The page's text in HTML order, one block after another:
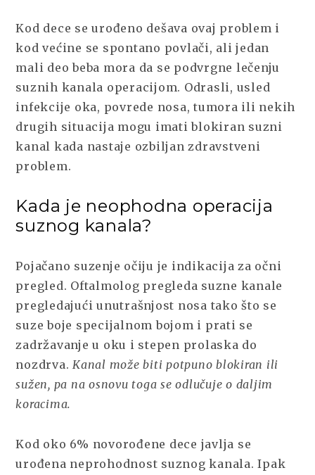
Kod dece se urođeno dešava ovaj problem i
kod većine se spontano povlači, ali jedan
mali deo beba mora da se podvrgne lečenju
suznih kanala operacijom. Odrasli, usled
infekcije oka, povrede nosa, tumora ili nekih
drugih situacija mogu imati blokiran suzni
kanal kada nastaje ozbiljan zdravstveni
problem.
Kada je neophodna operacija
suznog kanala?
Pojačano suzenje očiju je indikacija za očni
pregled. Oftalmolog pregleda suzne kanale
pregledajući unutrašnjost nosa tako što se
suze boje specijalnom bojom i prati se
zadržavanje u oku i stepen prolaska do
nozdrva. Kanal može biti potpuno blokiran ili
sužen, pa na osnovu toga se odlučuje o daljim
koracima.
Kod oko 6% novorođene dece javlja se
urođena neprohodnost suznog kanala. Ipak